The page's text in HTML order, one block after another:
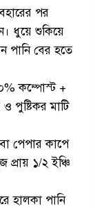
পর
ধুয়ে শুকিয়ে
পানি বের হতে
কম্পোস্ট +
পুষ্টিকর মাটি
পেপার কাপে
প্রায় ১/২ ইঞ্চি
হালকা পানি